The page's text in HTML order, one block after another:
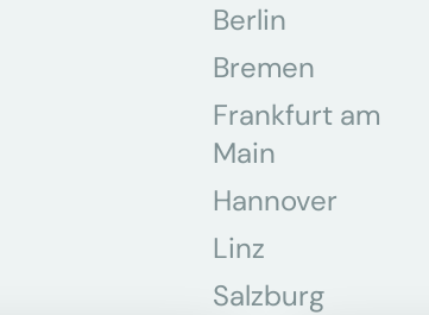
Berlin
Bremen
Frankfurt am
Main
Hannover
Linz
Salzburg